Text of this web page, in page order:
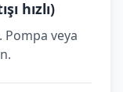
hızlı)
Pompa veya